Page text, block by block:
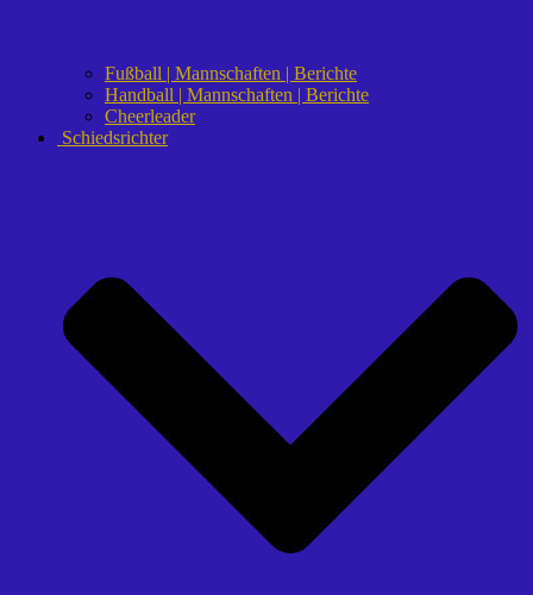
Fußball | Mannschaften | Berichte
Handball | Mannschaften | Berichte
Cheerleader
Schiedsrichter